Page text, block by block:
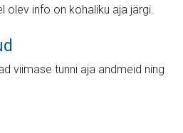
olev info on kohaliku aja järgi.
viimase tunni aja andmeid ning